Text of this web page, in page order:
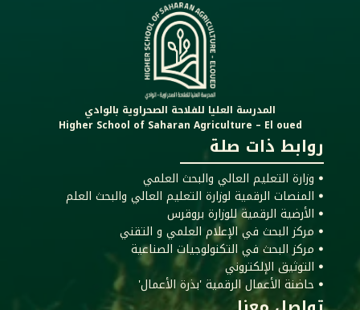
المدرسة العليا للفلاحة الصحراوية بالوادي
Higher School of Saharan Agriculture – El oued
روابط ذات صلة
ꔷ وزارة التعليم العالي والبحث العلمي
ꔷ المنصات الرقمية لوزارة التعليم العالي والبحث العلم
ꔷ الأرضية الرقمية للوزارة بروقرس
ꔷ مركز البحث في الإعلام العلمي و التقني
ꔷ مركز البحث في التكنولوجيات الصناعية
ꔷ التوثيق الإلكتروني
ꔷ حاضنة الأعمال الرقمية 'بذرة الأعمال'